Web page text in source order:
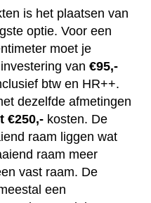
is het plaatsen van
optie. Voor een
moet je
van €95,-
btw en HR++.
dezelfde afmetingen
€250,- kosten. De
raam liggen wat
raam meer
vast raam. De
een